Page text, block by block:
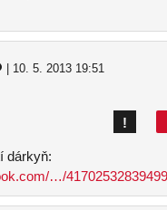
| 10. 5. 2013 19:51
!
dárkyň:
…/